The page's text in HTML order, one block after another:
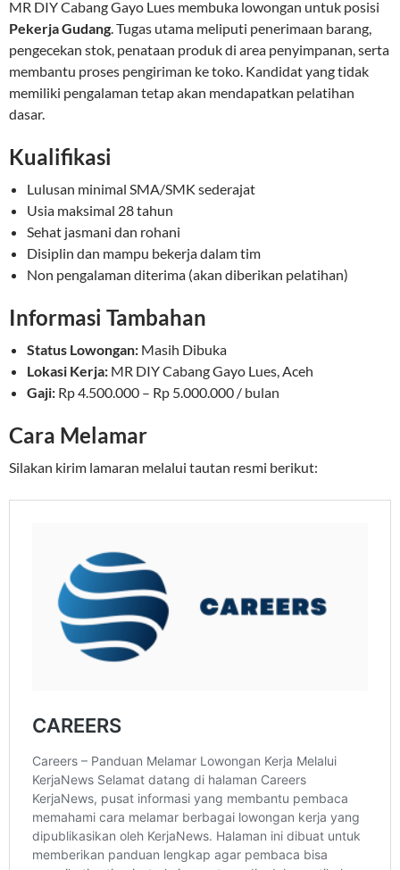
MR DIY Cabang Gayo Lues membuka lowongan untuk posisi
Pekerja Gudang. Tugas utama meliputi penerimaan barang,
pengecekan stok, penataan produk di area penyimpanan, serta
membantu proses pengiriman ke toko. Kandidat yang tidak
memiliki pengalaman tetap akan mendapatkan pelatihan
dasar.
Kualifikasi
Lulusan minimal SMA/SMK sederajat
Usia maksimal 28 tahun
Sehat jasmani dan rohani
Disiplin dan mampu bekerja dalam tim
Non pengalaman diterima (akan diberikan pelatihan)
Informasi Tambahan
Status Lowongan: Masih Dibuka
Lokasi Kerja: MR DIY Cabang Gayo Lues, Aceh
Gaji: Rp 4.500.000 – Rp 5.000.000 / bulan
Cara Melamar
Silakan kirim lamaran melalui tautan resmi berikut: